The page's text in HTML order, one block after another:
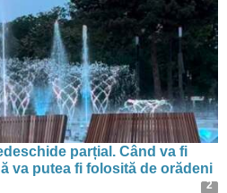
parțial. Când va fi
va putea fi folosită de orădeni
2